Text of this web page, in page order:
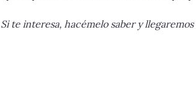
Si te interesa, hacémelo saber y